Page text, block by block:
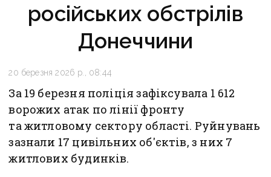
російських обстрілів
Донеччини
20 березня 2026 р., 08:44
За 19 березня поліція зафіксувала 1 612
ворожих атак по лінії фронту
та житловому сектору області. Руйнувань
зазнали 17 цивільних об'єктів, з них 7
житлових будинків.